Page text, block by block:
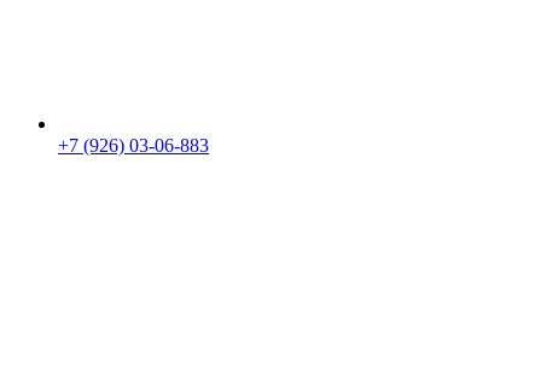
+7 (926) 03-06-883